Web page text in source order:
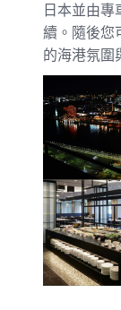
日本並由
續。隨後您
的海港氛圍